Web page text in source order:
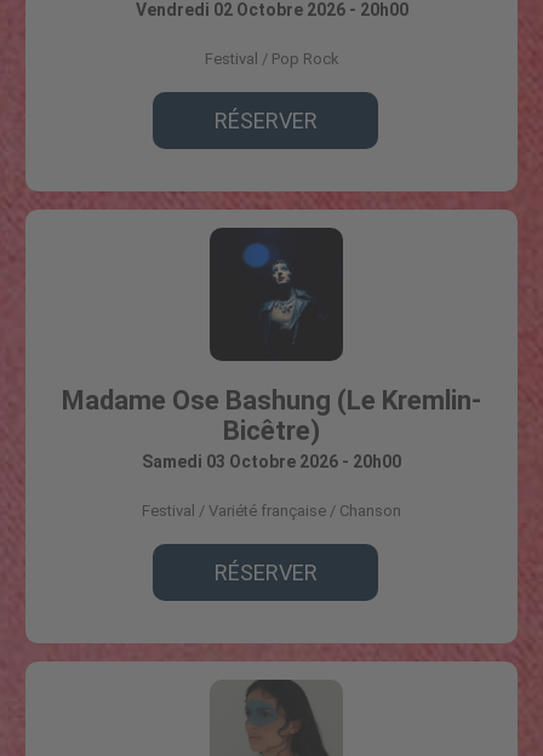
Vendredi 02 Octobre 2026 - 20h00
Festival Pop Rock
RÉSERVER
Madame Ose Bashung (Le Kremlin-
Bicêtre)
Samedi 03 Octobre 2026 - 20h00
Festival Variété française / Chanson
RÉSERVER